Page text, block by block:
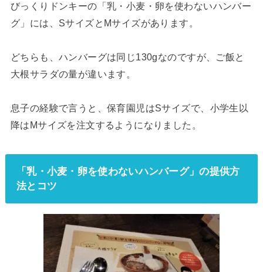
びっくりドンキーの「乳・小麦・卵を使わないハンバー
グ」には、SサイズとMサイズがあります。
どちらも、ハンバーグは同じ130gなのですが、ご飯と
大根サラダの量が違います。
息子の経験で言うと、保育園児はSサイズで、小学生以
降はMサイズを注文するようになりました。
「乳・小麦・卵を使わないハンバーグ」の提供方
法とコツ